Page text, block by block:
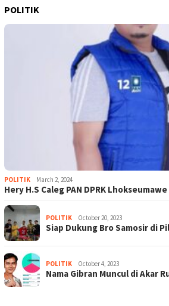
POLITIK
POLITIK March 2, 2024
Hery H.S Caleg PAN DPRK
POLITIK October 20, 2023
Siap Dukung Bro Samosir di
POLITIK October 4, 2023
Nama Gibran Muncul di Akar